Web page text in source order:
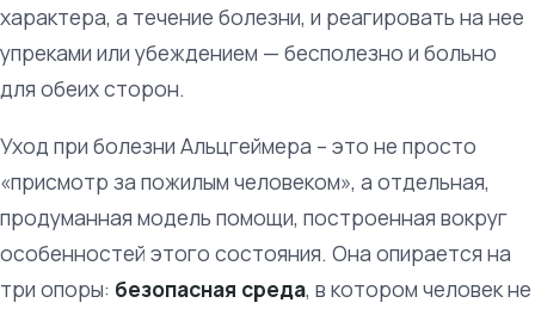
характера, а течение болезни, и реагировать на нее
упреками или убеждением — бесполезно и больно
для обеих сторон.
Уход при болезни Альцгеймера – это не просто
«присмотр за пожилым человеком», а отдельная,
продуманная модель помощи, построенная вокруг
особенностей этого состояния. Она опирается на
три опоры: безопасная среда, в котором человек не